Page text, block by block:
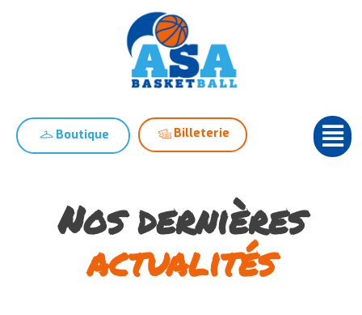
Boutique Billeterie
Nos dernières
actualités